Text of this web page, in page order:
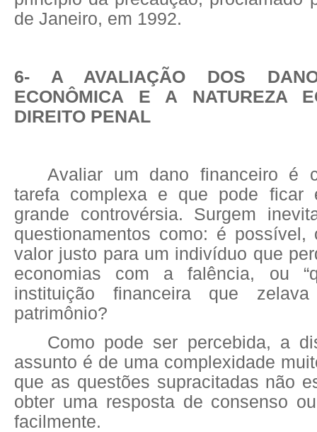
de Janeiro, em 1992.
6- A AVALIAÇÃO DOS
ECONÔMICA E A NATUREZA
DIREITO PENAL
Avaliar um dano financeiro é
tarefa complexa e que pode ficar
grande controvérsia. Surgem
questionamentos como: é
valor justo para um indivíduo que
economias com a falência, ou
instituição financeira que
patrimônio?
Como pode ser percebida, a
assunto é de uma complexidade
que as questões supracitadas não
obter uma resposta de consenso
facilmente.